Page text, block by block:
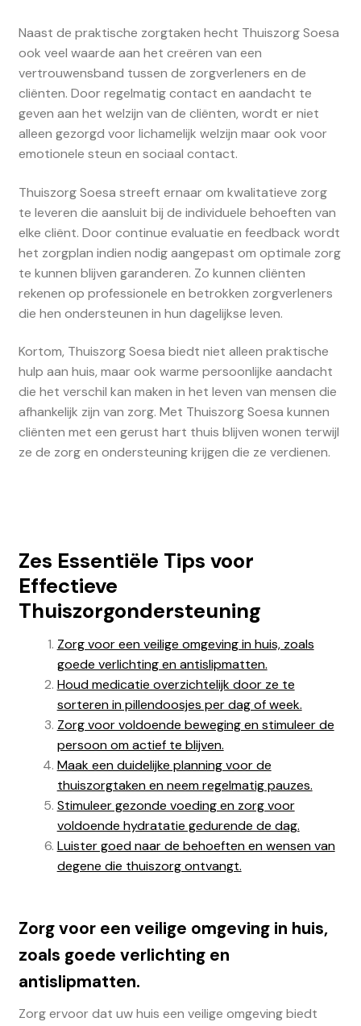
Naast de praktische zorgtaken hecht Thuiszorg Soesa
ook veel waarde aan het creëren van een
vertrouwensband tussen de zorgverleners en de
cliënten. Door regelmatig contact en aandacht te
geven aan het welzijn van de cliënten, wordt er niet
alleen gezorgd voor lichamelijk welzijn maar ook voor
emotionele steun en sociaal contact.
Thuiszorg Soesa streeft ernaar om kwalitatieve zorg
te leveren die aansluit bij de individuele behoeften van
elke cliënt. Door continue evaluatie en feedback wordt
het zorgplan indien nodig aangepast om optimale zorg
te kunnen blijven garanderen. Zo kunnen cliënten
rekenen op professionele en betrokken zorgverleners
die hen ondersteunen in hun dagelijkse leven.
Kortom, Thuiszorg Soesa biedt niet alleen praktische
hulp aan huis, maar ook warme persoonlijke aandacht
die het verschil kan maken in het leven van mensen die
afhankelijk zijn van zorg. Met Thuiszorg Soesa kunnen
cliënten met een gerust hart thuis blijven wonen terwijl
ze de zorg en ondersteuning krijgen die ze verdienen.
Zes Essentiële Tips voor
Effectieve
Thuiszorgondersteuning
Zorg voor een veilige omgeving in huis, zoals
goede verlichting en antislipmatten.
Houd medicatie overzichtelijk door ze te
sorteren in pillendoosjes per dag of week.
Zorg voor voldoende beweging en stimuleer de
persoon om actief te blijven.
Maak een duidelijke planning voor de
thuiszorgtaken en neem regelmatig pauzes.
Stimuleer gezonde voeding en zorg voor
voldoende hydratatie gedurende de dag.
Luister goed naar de behoeften en wensen van
degene die thuiszorg ontvangt.
Zorg voor een veilige omgeving in huis,
zoals goede verlichting en
antislipmatten.
Zorg ervoor dat uw huis een veilige omgeving biedt